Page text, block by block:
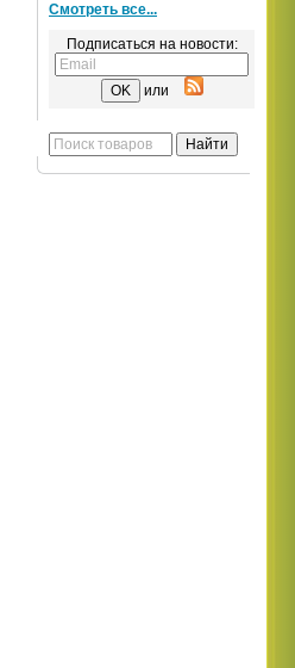
Смотреть все...
Подписаться на новости:
или